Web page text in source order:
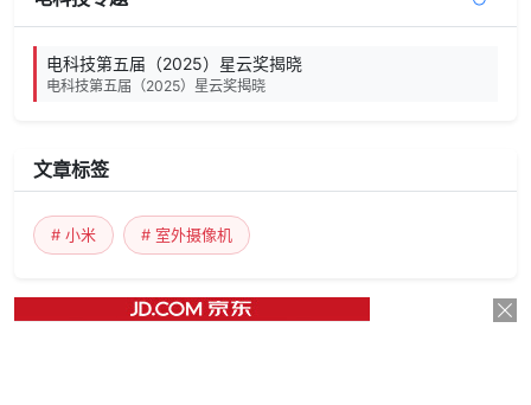
电科技第五届（2025）星云奖揭晓
电科技第五届（2025）星云奖揭晓
文章标签
# 小米 # 室外摄像机